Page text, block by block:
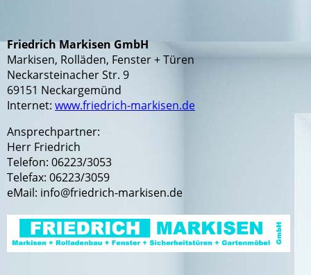
Friedrich Markisen GmbH
Markisen, Rolläden, Fenster + Türen
Neckarsteinacher Str. 9
69151 Neckargemünd
Internet: www.friedrich-markisen.de
Ansprechpartner:
Herr Friedrich
Telefon: 06223/3053
Telefax: 06223/3059
eMail: info@friedrich-markisen.de